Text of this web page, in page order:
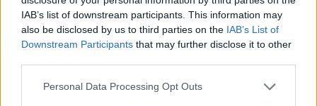
IAB’s list of downstream participants. This information may
also be disclosed by us to third parties on the IAB’s List of
Downstream Participants that may further disclose it to other
Personal Data Processing Opt Outs